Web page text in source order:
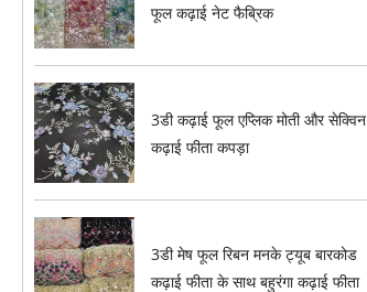
फूल कढ़ाई नेट फैब्रिक
3डी कढ़ाई फूल एप्लिक मोती और सेक्विन
कढ़ाई फीता कपड़ा
3डी मेष फूल रिबन मनके ट्यूब बारकोड
कढ़ाई फीता के साथ बहुरंगा कढ़ाई फीता